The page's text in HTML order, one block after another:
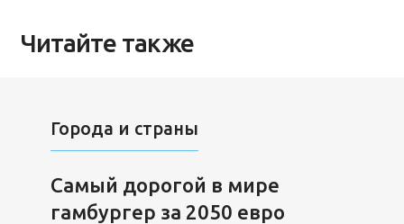
Читайте также
Города и страны
Самый дорогой в мире
гамбургер за 2050 евро